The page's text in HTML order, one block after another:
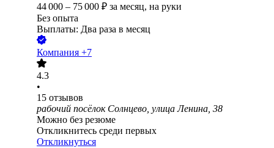
44 000 – 75 000 ₽ за месяц, на руки
Без опыта
Выплаты: Два раза в месяц
Компания +7
4.3
•
15 отзывов
рабочий посёлок Солнцево, улица Ленина, 38
Можно без резюме
Откликнитесь среди первых
Откликнуться